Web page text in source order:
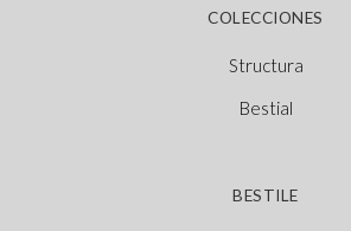
COLECCIONES
Structura
Bestial
BESTILE